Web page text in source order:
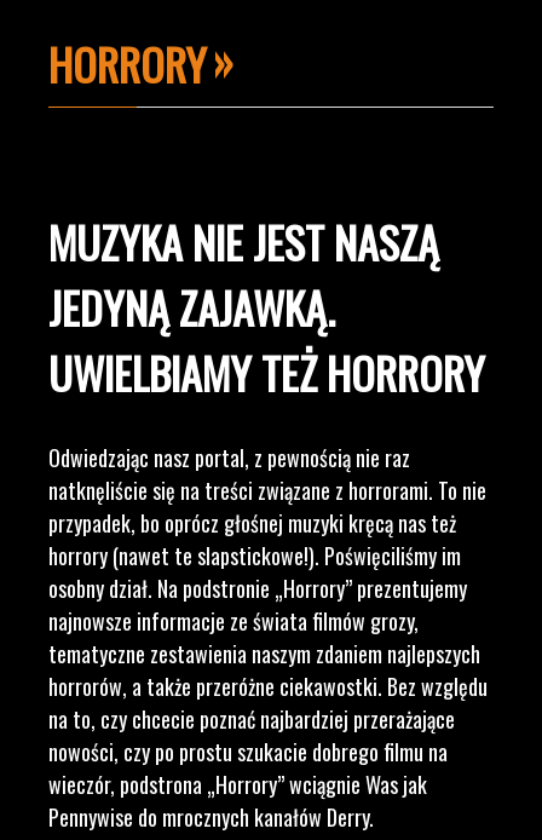
HORRORY
MUZYKA NIE JEST NASZĄ
JEDYNĄ ZAJAWKĄ.
UWIELBIAMY TEŻ HORRORY
Odwiedzając nasz portal, z pewnością nie raz
natknęliście się na treści związane z horrorami. To nie
przypadek, bo oprócz głośnej muzyki kręcą nas też
horrory (nawet te slapstickowe!). Poświęciliśmy im
osobny dział. Na podstronie „Horrory” prezentujemy
najnowsze informacje ze świata filmów grozy,
tematyczne zestawienia naszym zdaniem najlepszych
horrorów, a także przeróżne ciekawostki. Bez względu
na to, czy chcecie poznać najbardziej przerażające
nowości, czy po prostu szukacie dobrego filmu na
wieczór, podstrona „Horrory” wciągnie Was jak
Pennywise do mrocznych kanałów Derry.